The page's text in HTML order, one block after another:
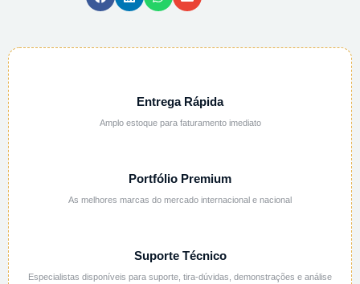
quantidade
Entrega Rápida
Amplo estoque para faturamento imediato
Portfólio Premium
As melhores marcas do mercado internacional e nacional
Suporte Técnico
Especialistas disponíveis para suporte, tira-dúvidas, demonstrações e análise